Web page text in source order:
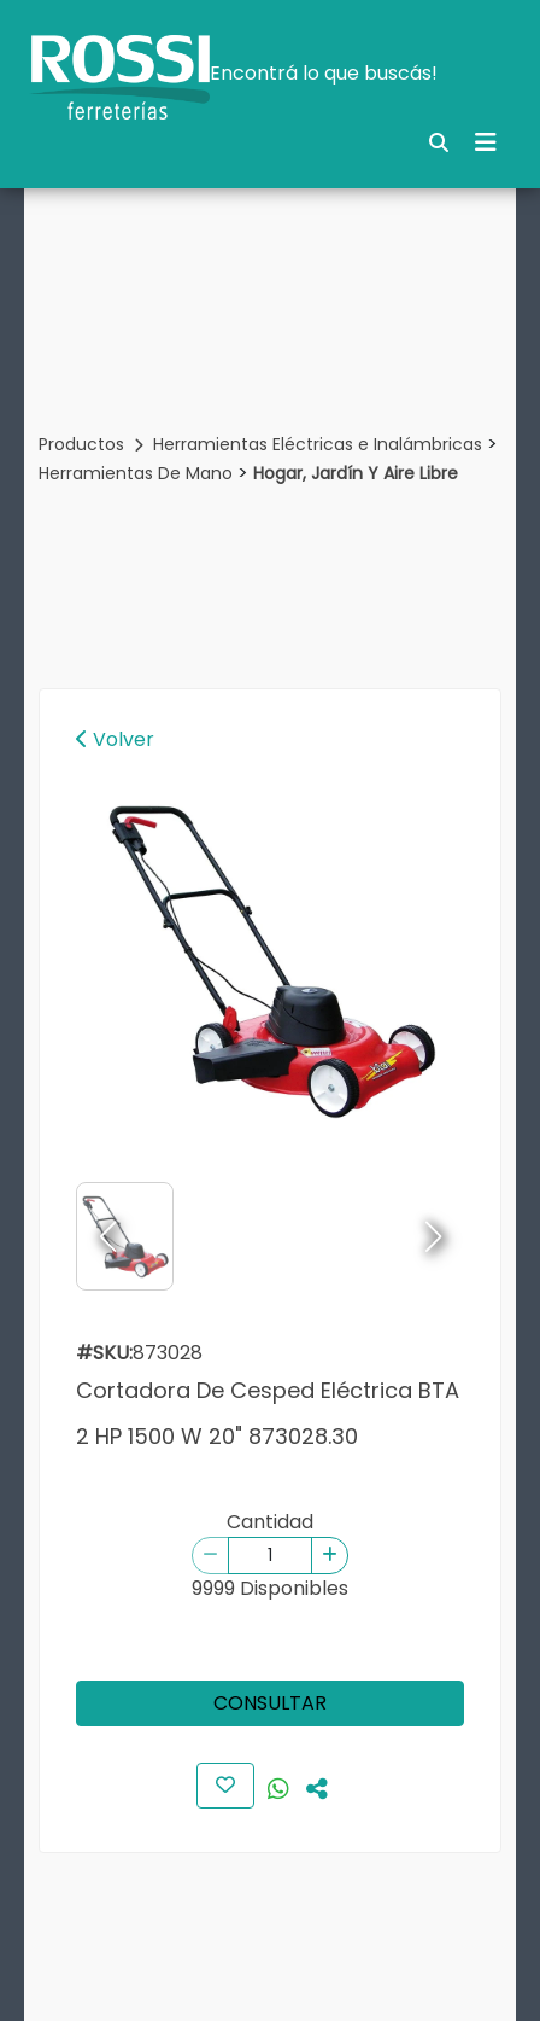
Encontrá lo que buscás!
Productos Herramientas Eléctricas e Inalámbricas >
Herramientas De Mano > Hogar, Jardín Y Aire Libre
Volver
#SKU:873028
Cortadora De Cesped Eléctrica BTA
2 HP 1500 W 20" 873028.30
Cantidad
9999 Disponibles
CONSULTAR